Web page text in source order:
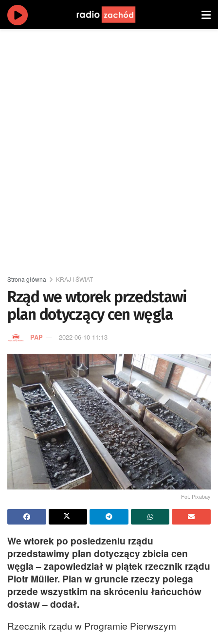
Strona główna KRAJ I ŚWIAT
Rząd we wtorek przedstawi
plan dotyczący cen węgla
PAP 2022-06-10 11:13
Fot. Pixabay
We wtorek po posiedzeniu rządu
przedstawimy plan dotyczący zbicia cen
węgla – zapowiedział w piątek rzecznik rządu
Piotr Müller. Plan w gruncie rzeczy polega
przede wszystkim na skróceniu łańcuchów
dostaw – dodał.
Rzecznik rządu w Programie Pierwszym